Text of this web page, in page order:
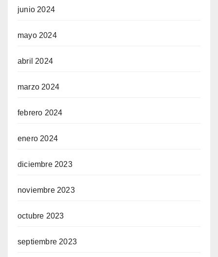
junio 2024
mayo 2024
abril 2024
marzo 2024
febrero 2024
enero 2024
diciembre 2023
noviembre 2023
octubre 2023
septiembre 2023